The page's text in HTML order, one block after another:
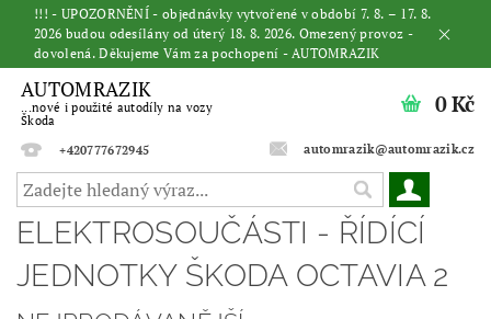
!!! - UPOZORNĚNÍ - objednávky vytvořené v období 7. 8. – 17. 8.
2026 budou odesílány od úterý 18. 8. 2026. Omezený provoz -
dovolená. Děkujeme Vám za pochopení - AUTOMRAZIK
AUTOMRAZIK
...nové i použité autodíly na vozy
Škoda
+420777672945
automrazik@automrazik.cz
0 Kč
ELEKTROSOUČÁSTI - ŘÍDÍCÍ
JEDNOTKY ŠKODA OCTAVIA 2